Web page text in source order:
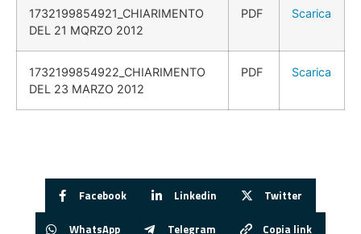
1732199854921_CHIARIMENTO
DEL 21 MQRZO 2012
PDF Scarica
1732199854922_CHIARIMENTO
DEL 23 MARZO 2012
PDF Scarica
Facebook Linkedin Twitter
WhatsApp Telegram Copia link